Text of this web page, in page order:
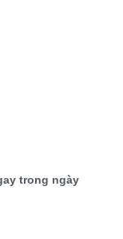
trong ngày